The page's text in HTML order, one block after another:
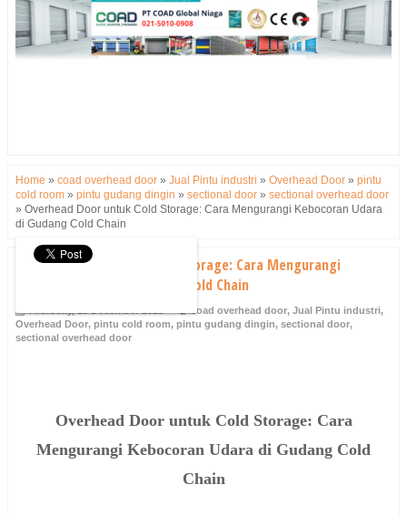
Home » coad overhead door » Jual Pintu industri » Overhead Door » pintu
cold room » pintu gudang dingin » sectional door » sectional overhead door
» Overhead Door untuk Cold Storage: Cara Mengurangi Kebocoran Udara
di Gudang Cold Chain
Overhead Door untuk Cold Storage: Cara Mengurangi
Kebocoran Udara di Gudang Cold Chain
coad overhead door, Jual Pintu industri,
Overhead Door, pintu cold room, pintu gudang dingin, sectional door,
sectional overhead door
Overhead Door untuk Cold Storage: Cara
Mengurangi Kebocoran Udara di Gudang Cold
Chain